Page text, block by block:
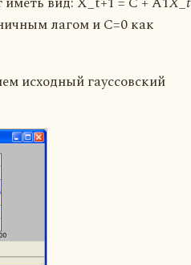
лагом и C=0 как
исходный гауссовский